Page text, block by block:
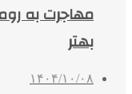
مهاجرت به
بهتر
۱۴۰۴/۱۰/۰۸